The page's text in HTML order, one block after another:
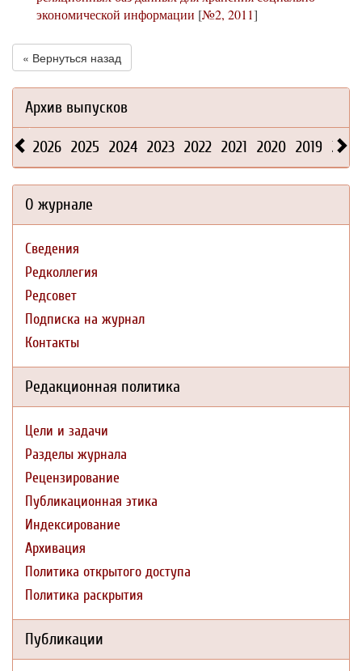
экономической информации [№2, 2011]
« Вернуться назад
Архив выпусков
2026 2025 2024 2023 2022 2021 2020 2019 2018
О журнале
Сведения
Редколлегия
Редсовет
Подписка на журнал
Контакты
Редакционная политика
Цели и задачи
Разделы журнала
Рецензирование
Публикационная этика
Индексирование
Архивация
Политика открытого доступа
Политика раскрытия
Публикации